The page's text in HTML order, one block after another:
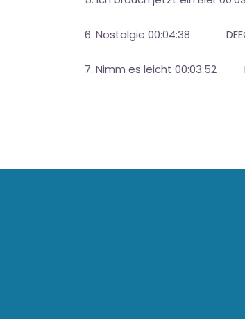
6. Nostalgie 00:04:38
7. Nimm es leicht 00:03:52